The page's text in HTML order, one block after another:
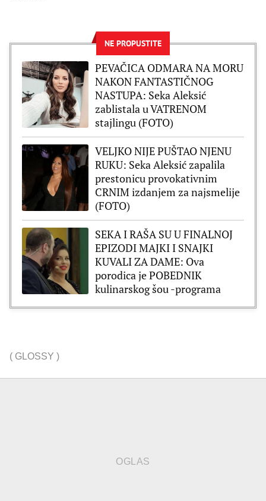
NE PROPUSTITE
PEVAČICA ODMARA NA MORU
NAKON FANTASTIČNOG
NASTUPA: Seka Aleksić
zablistala u VATRENOM
stajlingu (FOTO)
VELJKO NIJE PUŠTAO NJENU
RUKU: Seka Aleksić zapalila
prestonicu provokativnim
CRNIM izdanjem za najsmelije
(FOTO)
SEKA I RAŠA SU U FINALNOJ
EPIZODI MAJKI I SNAJKI
KUVALI ZA DAME: Ova
porodica je POBEDNIK
kulinarskog šou -programa
( GLOSSY )